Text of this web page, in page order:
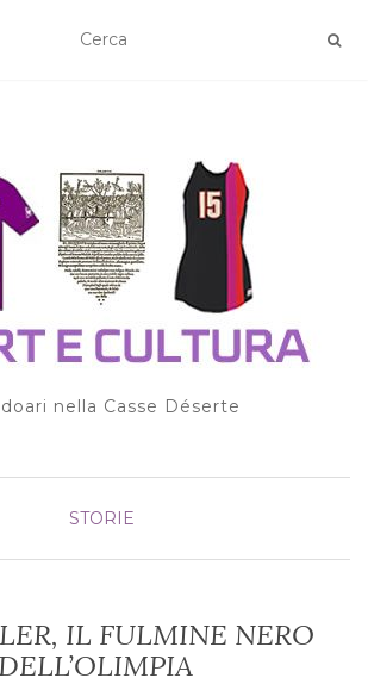
nella Casse Déserte
STORIE
IL FULMINE NERO
DELL’OLIMPIA